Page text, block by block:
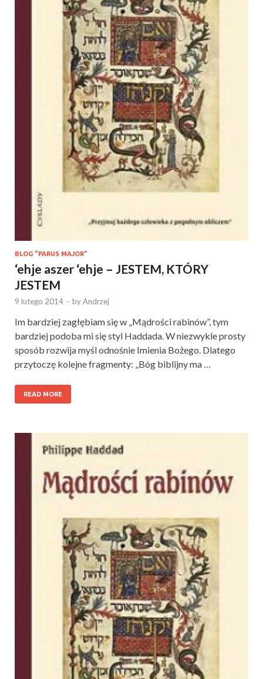
BLOG "PARUS MAJOR"
‘ehje aszer ‘ehje – JESTEM, KTÓRY
JESTEM
9 lutego 2014 - byAndrzej
Im bardziej zagłębiam się w „Mądrości rabinów”, tym
bardziej podoba mi się styl Haddada. W niezwykle prosty
sposób rozwija myśl odnośnie Imienia Bożego. Dlatego
przytoczę kolejne fragmenty: „Bóg biblijny ma …
READ MORE